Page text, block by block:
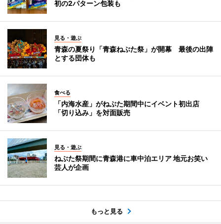
初の2パターン包装も
見る・遊ぶ
青森の夏祭り「青森ねぶた祭」が開幕 最後の出陣
とする団体も
食べる
「内海水産」がねぶた期間中にイベント初出店
「切り込み」を対面販売
見る・遊ぶ
ねぶた祭期間に青森港に車中泊エリア 地元お笑い
芸人が企画
もっと見る